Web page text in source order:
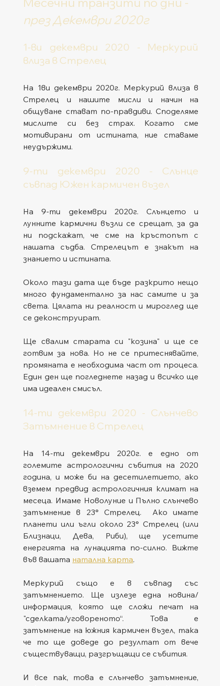
през Декември 2020г
1-ви декември 2020 - Меркурий
влиза в Стрелец
На 1ви декември 2020г. Меркурий влиза в
Стрелец и нашите мисли и начин на
общуване стават по-правдиви. Споделяме
мислите си без страх. Когато сме
мотивирани от истината, ние ставаме
неудържими.
9-ти декември 2020 - Слънце
съвпад Южен кармичен възел
На 9-ти декември 2020г. Слънцето и
лунните кармични възли се срещат, за да
ни подскажат, че сме на кръстопът с
нашата съдба. Стрелецът е знакът на
знанието и истината.
Около тази дата ще бъде разкрито нещо
много фундаментално за нас самите и за
света. Цялата ни реалност и мироглед ще
се деконструират.
Ще свалим старата си "козина" и ще се
готвим за нова. Но не се притеснявайте,
промяната е необходима част от процеса.
Един ден ще погледнете назад и всичко ще
има идеален смисъл.
14-ти декември 2020 - Слънчево
Затъмнение в Стрелец
На 14-ти декември 2020г. е едно от
големите астрологични събития на 2020
година, и може би на десетилетието, ако
вземем предвид астрологичния климат на
месеца. Имаме Новолуние и Пълно слънчево
затъмнение в 23° Стрелец.  Ако имате
планети или ъгли около 23° Стрелец (или
Близнаци, Дева, Риби), ще усетите
енергията на лунацията по-силно. Вижте
във вашата натална карта.
Меркурий също е в съвпад със
затъмнението. Ще излезе една новина/
информация, която ще сложи печат на
"сделката/уговореното“. Това е
затъмнение на южния кармичен възел, така
че то ще доведе до резултат от вече
съществуващи, разгръщащи се събития.
И все пак, това е слънчево затъмнение,